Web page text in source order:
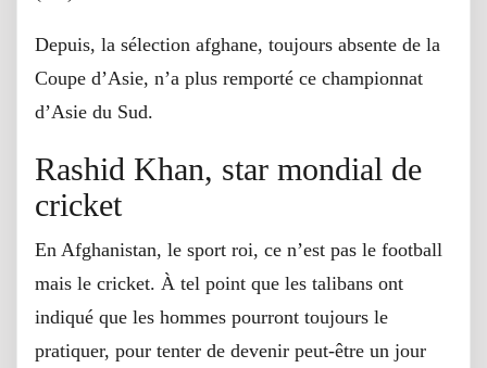
Depuis, la sélection afghane, toujours absente de la
Coupe d’Asie, n’a plus remporté ce championnat
d’Asie du Sud.
Rashid Khan, star mondial de
cricket
En Afghanistan, le sport roi, ce n’est pas le football
mais le cricket. À tel point que les talibans ont
indiqué que les hommes pourront toujours le
pratiquer, pour tenter de devenir peut-être un jour